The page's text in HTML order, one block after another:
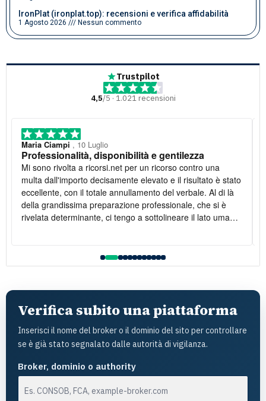
IronPlat (ironplat.top): recensioni e verifica affidabilità
1 Agosto 2026 Nessun commento
Trustpilot
4,5/5 · 1.021 recensioni
Maria Ciampi , 10 Luglio
Professionalità, disponibilità e gentilezza
Mi sono rivolta a ricorsi.net per un ricorso contro una
multa dall'importo decisamente elevato e il risultato è stato
eccellente, con il totale annullamento del verbale. Al di là
della grandissima preparazione professionale, che si è
rivelata determinante, ci tengo a sottolineare il lato umano:
Verifica subito una piattaforma
Inserisci il nome del broker o il dominio del sito per controllare
se è già stato segnalato dalle autorità di vigilanza.
Broker, dominio o authority